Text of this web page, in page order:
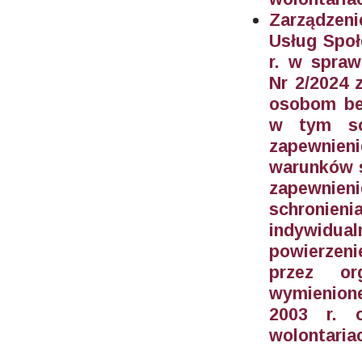
Usług
r. w
Nr 2/2024
osobom
w tym
warunków
przez
2003 r.